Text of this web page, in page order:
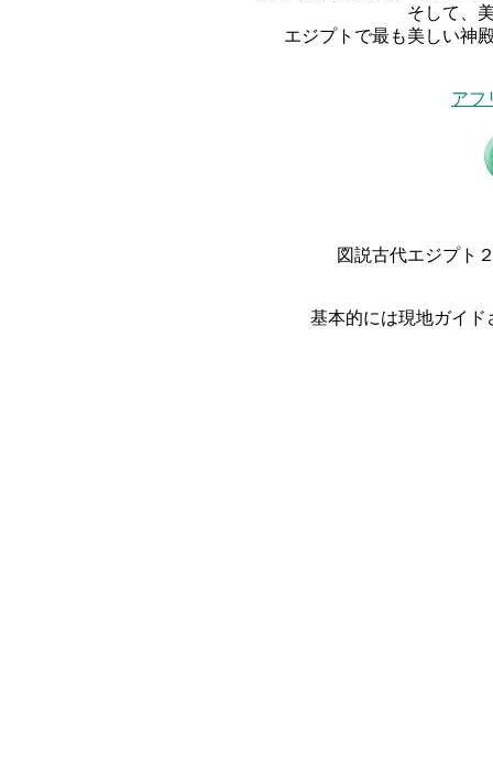
そして、
エジプトで最も美しい神
アフ
図説古代エジプト
基本的には現地ガイ